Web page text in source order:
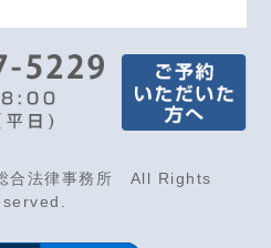
合法律事務所 All Rights